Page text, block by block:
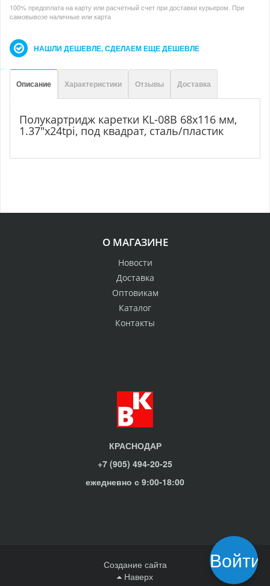
100% предоплата на карту или расчетный счет при доставки курьером. При
самовывозе наличные или карта
НАШЛИ ДЕШЕВЛЕ, СДЕЛАЕМ ЕЩЕ ДЕШЕВЛЕ
Описание Характеристики Отзывы Доставка
Полукартридж каретки KL-08B 68x116 мм,
1.37"x24tpi, под квадрат, сталь/пластик
О МАГАЗИНЕ
Новости
Доставка
Оптовикам
Каталог
Контакты
КРАСНОДАР
+7 (905) 494-20-25
ежедневно с 9:00-18:00
Создание сайта
Наверх
Войти